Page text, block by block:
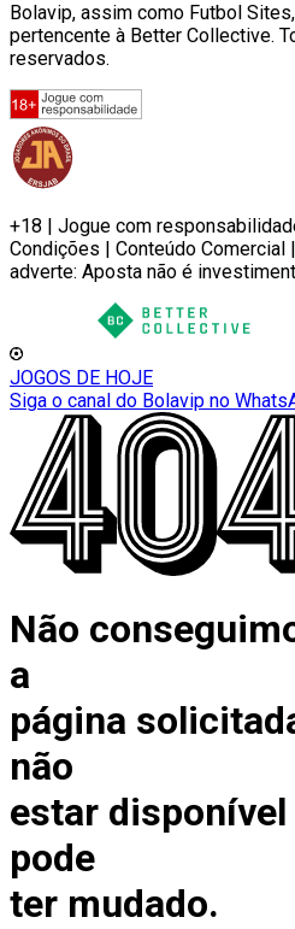
Bolavip, assim como Futbol
pertencente à Better Collective.
reservados.
+18 | Jogue com
Condições | Conteúdo
adverte: Aposta não é
JOGOS DE HOJE
Siga o canal do Bolavip no
Não
a
página
não
estar disponível
pode
ter mudado.